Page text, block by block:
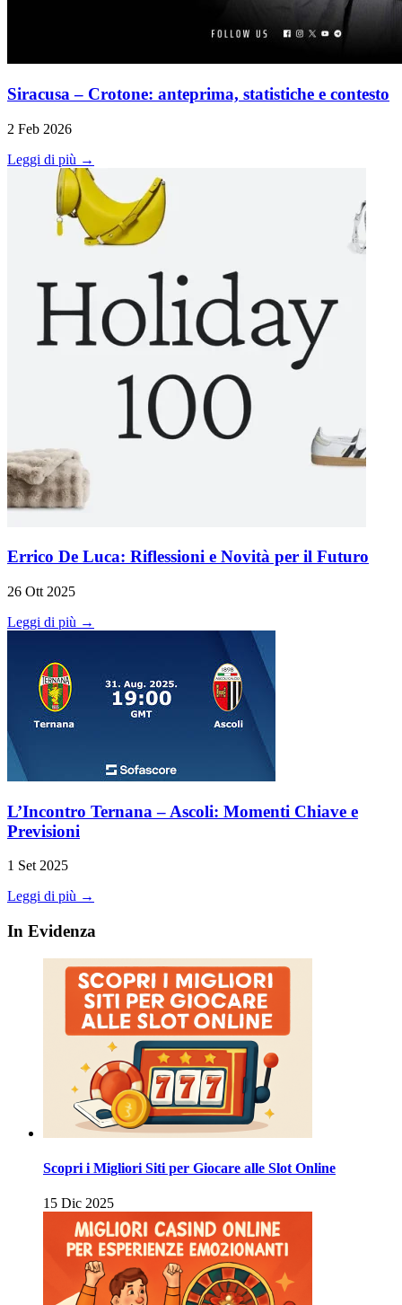
Siracusa – Crotone: anteprima, statistiche e contesto
2 Feb 2026
Leggi di più →
Errico De Luca: Riflessioni e Novità per il Futuro
26 Ott 2025
Leggi di più →
L’Incontro Ternana – Ascoli: Momenti Chiave e
Previsioni
1 Set 2025
Leggi di più →
In Evidenza
Scopri i Migliori Siti per Giocare alle Slot Online
15 Dic 2025